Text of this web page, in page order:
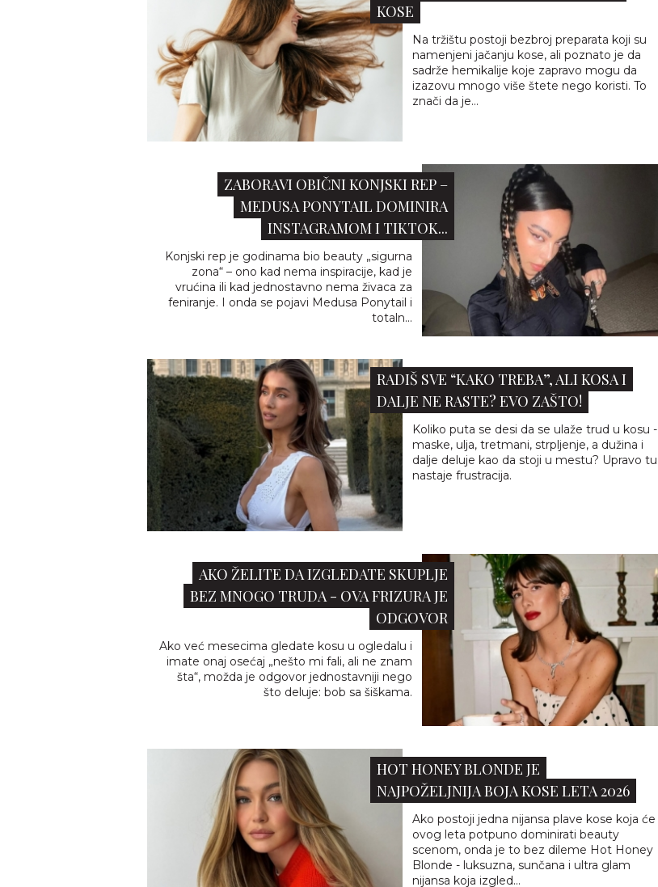
KOSE
Na tržištu postoji bezbroj preparata koji su
namenjeni jačanju kose, ali poznato je da
sadrže hemikalije koje zapravo mogu da
izazovu mnogo više štete nego koristi. To
znači da je...
ZABORAVI OBIČNI KONJSKI REP –
MEDUSA PONYTAIL DOMINIRA
INSTAGRAMOM I TIKTOK...
Konjski rep je godinama bio beauty „sigurna
zona“ – ono kad nema inspiracije, kad je
vrućina ili kad jednostavno nema živaca za
feniranje. I onda se pojavi Medusa Ponytail i
totaln...
RADIŠ SVE “KAKO TREBA”, ALI KOSA I
DALJE NE RASTE? EVO ZAŠTO!
Koliko puta se desi da se ulaže trud u kosu -
maske, ulja, tretmani, strpljenje, a dužina i
dalje deluje kao da stoji u mestu? Upravo tu
nastaje frustracija.
AKO ŽELITE DA IZGLEDATE SKUPLJE
BEZ MNOGO TRUDA - OVA FRIZURA JE
ODGOVOR
Ako već mesecima gledate kosu u ogledalu i
imate onaj osećaj „nešto mi fali, ali ne znam
šta“, možda je odgovor jednostavniji nego
što deluje: bob sa šiškama.
HOT HONEY BLONDE JE
NAJPOŽELJNIJA BOJA KOSE LETA 2026
Ako postoji jedna nijansa plave kose koja će
ovog leta potpuno dominirati beauty
scenom, onda je to bez dileme Hot Honey
Blonde - luksuzna, sunčana i ultra glam
nijansa koja izgled...